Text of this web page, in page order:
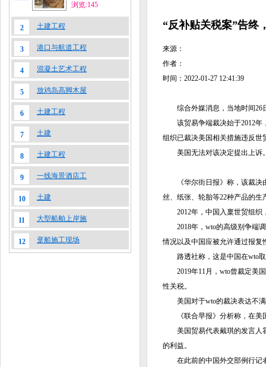
浏览:145
2 土建工程
3 港口与航道工程
4 混凝土艺术工程
5 放鸡岛高脚木屋
6 土建工程
7 土建
8 土建工程
9 一线海景酒店工
10 土建
11 大型船舶上岸施
12 趸船施工现场
“反补贴关税案”告终
来源：
作者：
时间：2022-01-27 12:41:39
综合外媒消息，当地时间26
该贸易争端裁决始于2012
组织已裁决美国相关措施违反世
美国无法对该决定提出上诉
《华尔街日报》称，该裁
丝、纸张、轮胎等22种产品的生
2012年，中国入稟世贸组织
2018年，wto的高级别争端
情况以及中国应被允许通过报复
路透社称，这是中国在wto
2019年11月，wto曾裁定美
性关税。
美国对于wto的裁决表达不
《联合早报》分析称，在
美国贸易代表戴琪的发言人
的利益。
在此前的中国外交部例行记